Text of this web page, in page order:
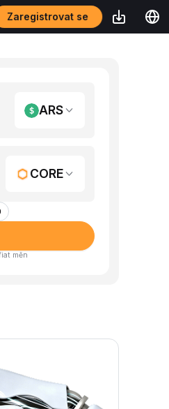
Zaregistrovat se
ARS
CORE
měn